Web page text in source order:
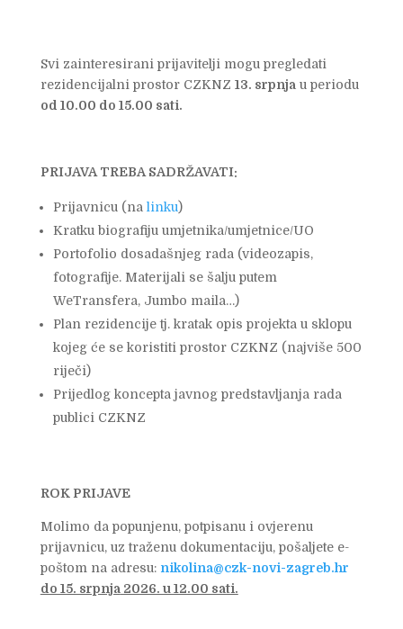
Svi zainteresirani prijavitelji mogu pregledati
rezidencijalni prostor CZKNZ 13. srpnja u periodu
od 10.00 do 15.00 sati.
PRIJAVA TREBA SADRŽAVATI:
Prijavnicu (na linku)
Kratku biografiju umjetnika/umjetnice/UO
Portofolio dosadašnjeg rada (videozapis,
fotografije. Materijali se šalju putem
WeTransfera, Jumbo maila…)
Plan rezidencije tj. kratak opis projekta u sklopu
kojeg će se koristiti prostor CZKNZ (najviše 500
riječi)
Prijedlog koncepta javnog predstavljanja rada
publici CZKNZ
ROK PRIJAVE
Molimo da popunjenu, potpisanu i ovjerenu
prijavnicu, uz traženu dokumentaciju, pošaljete e-
poštom na adresu: nikolina@czk-novi-zagreb.hr
do 15. srpnja 2026. u 12.00 sati.